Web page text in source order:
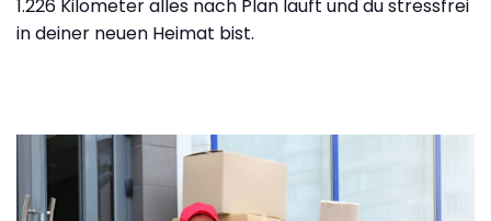
1.226 Kilometer alles nach Plan läuft und du stressfrei
in deiner neuen Heimat bist.